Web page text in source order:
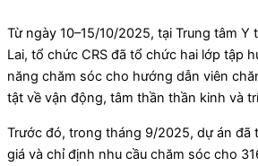
Từ ngày 10–15/10/2025, tại Trung tâm Y
Lai, tổ chức CRS đã tổ chức hai lớp tập
năng chăm sóc cho hướng dẫn viên
tật về vận động, tâm thần thần kinh và
Trước đó, trong tháng 9/2025, dự án đã
giá và chỉ định nhu cầu chăm sóc cho